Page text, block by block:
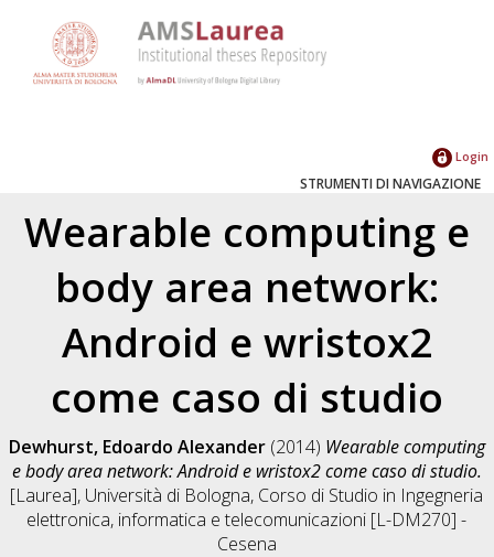
Login
STRUMENTI DI NAVIGAZIONE
Wearable computing e
body area network:
Android e wristox2
come caso di studio
Dewhurst, Edoardo Alexander(2014) Wearable computing
e body area network: Android e wristox2 come caso di studio.
[Laurea], Università di Bologna, Corso di Studio in Ingegneria
elettronica, informatica e telecomunicazioni [L-DM270] -
Cesena